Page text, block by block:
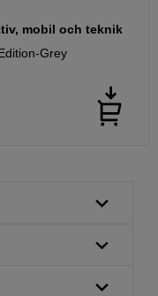
mobil och teknik
Grey